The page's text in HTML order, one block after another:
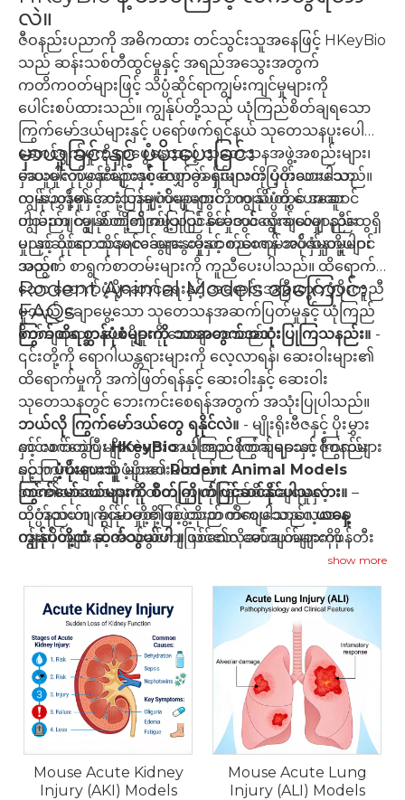
လဲ။
ဇီဝနည်းပညာကို အဓိကထား တင်သွင်းသူအနေဖြင့် HKeyBio
သည် ဆန်းသစ်တီထွင်မှုနှင့် အရည်အသွေးအတွက်
ကတိကဝတ်များဖြင့် သိပ္ပံဆိုင်ရာကျွမ်းကျင်မှုများကို
ပေါင်းစပ်ထားသည်။ ကျွန်ုပ်တို့သည် ယုံကြည်စိတ်ချရသော
ကြွက်မော်ဒယ်များနှင့် ပရော်ဖက်ရှင်နယ် သုတေသနပူးပေါင်း
ဆောင်ရွက်မှုကို ရှာဖွေနေသည့် သုတေသနအဖွဲ့အစည်းများ၊
ဆေးဝါးကုမ္ပဏီများနှင့် ဓာတ်ခွဲခန်းများကို ပံ့ပိုးပေးပါသည်။
ကျွန်ုပ်တို့၏ အားသာချက်များတွင် ဘဝသိပ္ပံတွင် အထူး
ကျွမ်းကျင်မှု၊ စိတ်ကြိုက်ပြုပြင်နိုင်မှုတွင် လိုက်လျောညီထွေရှိ
မှု၊ နှင့် သုတေသနရလဒ်များ တိုးတက်စေရန် အပ်နှံမှုတို့ပါဝင်
သည်။
မှာယူခြင်းနှင့် ပံ့ပိုးပေးခြင်း
မှာယူမှုလုပ်ငန်းစဉ်တစ်လျှောက် ရှင်းလင်းပြတ်သားသော
လမ်းညွှန်မှုနှင့် တုံ့ပြန်မှုပံ့ပိုးမှုများကို ကျွန်ုပ်တို့ ပေးဆောင်
ပါသည်။ ကျွန်ုပ်တို့၏အဖွဲ့သည် မော်ဒယ်ရွေးချယ်မှု၊ နည်း
ပညာဆိုင်ရာ တိုင်ပင်ဆွေးနွေးမှုနှင့် စည်းကမ်းလိုက်နာမှုများ
အတွက် စာရွက်စာတမ်းများကို ကူညီပေးပါသည်။ ထိရောက်
သော ထောက်ပံ့ပို့ဆောင်ရေးနှင့် အရောင်းအပြီးတွင် ပံ့ပိုးကူညီ
မှုသည် ချောမွေ့သော သုတေသနအဆက်ပြတ်မှုနှင့် ယုံကြည်
စိတ်ချရသော ပေးပို့မှုကို သေချာစေသည်။
Rodent Animal Models အကြောင်း
FAQs
ကြွက်တိရစ္ဆာန်ပုံစံများကို ဘာအတွက်အသုံးပြုကြသနည်း။ -
၎င်းတို့ကို ရောဂါယန္တရားများကို လေ့လာရန်၊ ဆေးဝါးများ၏
ထိရောက်မှုကို အကဲဖြတ်ရန်နှင့် ဆေးဝါးနှင့် ဆေးဝါး
သုတေသနတွင် ဘေးကင်းစေရန်အတွက် အသုံးပြုပါသည်။
ဘယ်လို ကြွက်မော်ဒယ်တွေ ရနိုင်လဲ။ - မျိုးရိုးဗီဇနှင့် ပိုးမွှား
ကင်းစင်သော မျိုးကွဲများ အပါအဝင် ကြွက်များနှင့် ကြွက်များ
နှင့် ကြွက်များကို ပံ့ပိုးပေးပါသည်။
ကြွက်မော်ဒယ်များကို စိတ်ကြိုက်ပြင်ဆင်နိုင်ပါသလား။ –
ဟုတ်တယ်။ ကျွန်ုပ်တို့၏အဖွဲ့သည် တိကျသောလေ့လာမှု
ပန်းတိုင်များနှင့်အံဝင်ခွင်ကျဖြစ်သော မော်ဒယ်များကိုဖန်တီး
ရန်အတွက် စိတ်ကြိုက်မျိုးရိုးဗီဇပြုပြင်ခြင်းနှင့် မျိုးရိုးဗီဇ
ပြုပြင်မွမ်းမံခြင်းဝန်ဆောင်မှုများကိုပေးပါသည်။
မော်ဒယ်ကျန်းမာရေးကို ဘယ်လိုထိန်းသိမ်းမလဲ။- မော်ဒယ်
အားလုံးကို ရောဂါပိုးကင်းစင်သော အခြေအနေများအောက်
တွင် မွေးမြူထားပြီး တင်းကျပ်သော ကျန်းမာရေးနှင့် မျိုးရိုး
ဗီဇစစ်ဆေးခြင်းအစီအစဉ်များဖြင့် စောင့်ကြည့်စစ်ဆေး
ပါသည်။
HKeyBio မှ ကြွက်မော်ဒယ်များကို မည်သို့မှာယူနိုင်သနည်း။
- မော်ဒယ်ရွေးချယ်မှုနှင့် ထောက်ပံ့ပို့ဆောင်ရေးဆိုင်ရာ တိုင်ပင်
ဆွေးနွေးမှု၊ ကိုးကားချက်များနှင့် အကူအညီများအတွက်
ကျွန်ုပ်တို့၏ပံ့ပိုးကူညီရေးအဖွဲ့ထံ ဆက်သွယ်ပါ။
နှင့် လက်တွဲပြီးHKeyBioယုံကြည်စိတ်ချရသော ဇီဝနည်း
ပညာပံ့ပိုးပေးသူများ၏Rodent Animal Models
သင်၏သုတေသနကို တိကျမှု၊ ယုံကြည်စိတ်ချရမှုနှင့်
သိပ္ပံနည်းကျ ခိုင်မာမှုတို့ဖြင့် တိုးတက်စေပါသည်။ယနေ့
ကျွန်ုပ်တို့ထံ ဆက်သွယ်ပါ ။ သင်၏လိုအပ်ချက်များကို
ဆွေးနွေးရန် သို့မဟုတ် စိတ်ကြိုက်ဖြေရှင်းချက်တစ်ခု တောင်း
ဆိုရန်
show more
Mouse Acute Kidney
Injury (AKI) Models
Mouse Acute Lung
Injury (ALI) Models